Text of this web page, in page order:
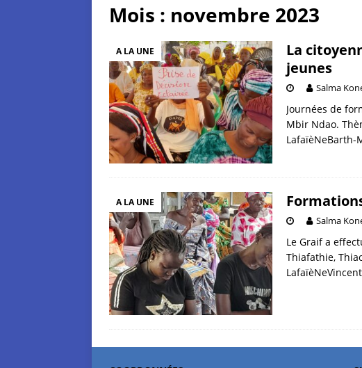
Mois : novembre 2023
A LA UNE
La
jeunes
Salma
Journées de
Mbir Ndao.
LafaïèNeBarth-
A LA UNE
Salma
Le Graif a
Thiafathie,